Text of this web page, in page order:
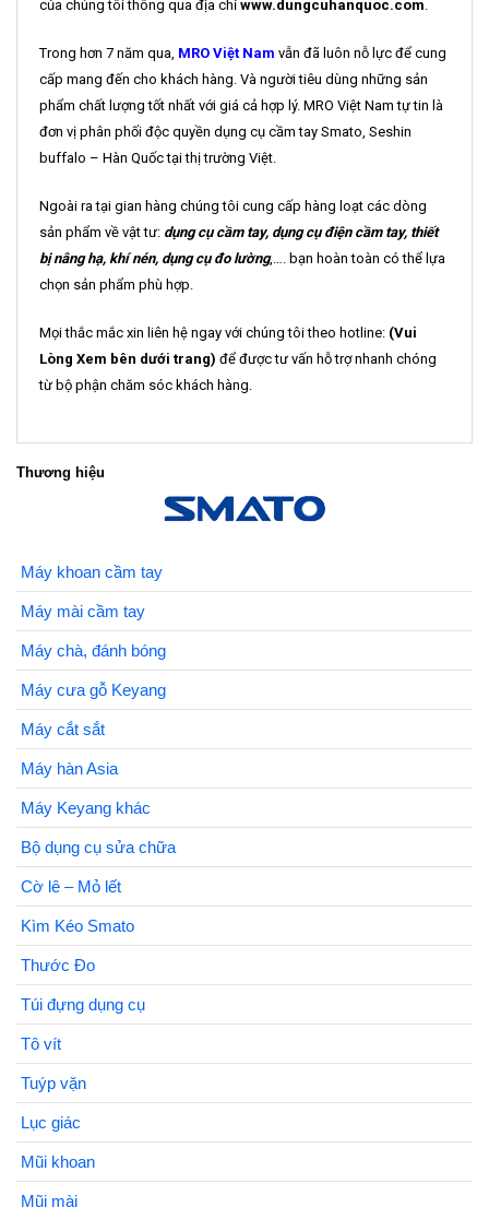
của chúng tôi thông qua địa chỉ www.dungcuhanquoc.com.
Trong hơn 7 năm qua, MRO Việt Nam vẫn đã luôn nỗ lực để cung
cấp mang đến cho khách hàng. Và người tiêu dùng những sản
phẩm chất lượng tốt nhất với giá cả hợp lý. MRO Việt Nam tự tin là
đơn vị phân phối độc quyền dụng cụ cầm tay Smato, Seshin
buffalo – Hàn Quốc tại thị trường Việt.
Ngoài ra tại gian hàng chúng tôi cung cấp hàng loạt các dòng
sản phẩm về vật tư: dụng cụ cầm tay, dụng cụ điện cầm tay, thiết
bị nâng hạ, khí nén, dụng cụ đo lường,…. bạn hoàn toàn có thể lựa
chọn sản phẩm phù hợp.
Mọi thắc mắc xin liên hệ ngay với chúng tôi theo hotline: (Vui
Lòng Xem bên dưới trang) để được tư vấn hỗ trợ nhanh chóng
từ bộ phận chăm sóc khách hàng.
Thương hiệu
Máy khoan cầm tay
Máy mài cầm tay
Máy chà, đánh bóng
Máy cưa gỗ Keyang
Máy cắt sắt
Máy hàn Asia
Máy Keyang khác
Bộ dụng cụ sửa chữa
Cờ lê – Mỏ lết
Kìm Kéo Smato
Thước Đo
Túi đựng dụng cụ
Tô vít
Tuýp vặn
Lục giác
Mũi khoan
Mũi mài